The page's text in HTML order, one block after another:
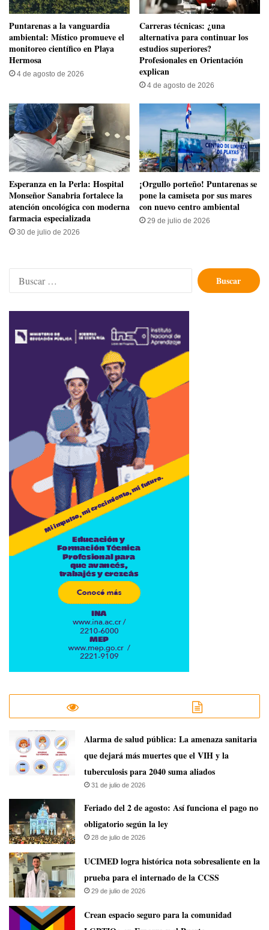
​Puntarenas a la vanguardia
ambiental: Místico promueve el
monitoreo científico en Playa
Hermosa
4 de agosto de 2026
Carreras técnicas: ¿una
alternativa para continuar los
estudios superiores?
Profesionales en Orientación
explican
4 de agosto de 2026
​Esperanza en la Perla: Hospital
Monseñor Sanabria fortalece la
atención oncológica con moderna
farmacia especializada
30 de julio de 2026
​¡Orgullo porteño! Puntarenas se
pone la camiseta por sus mares
con nuevo centro ambiental
29 de julio de 2026
Buscar:
​Alarma de salud pública: La amenaza sanitaria
que dejará más muertes que el VIH y la
tuberculosis para 2040 suma aliados
31 de julio de 2026
Feriado del 2 de agosto: Así funciona el pago no
obligatorio según la ley
28 de julio de 2026
UCIMED logra histórica nota sobresaliente en la
prueba para el internado de la CCSS
29 de julio de 2026
Crean espacio seguro para la comunidad